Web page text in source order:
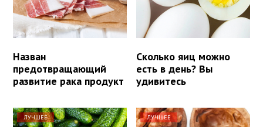
Назван
предотвращающий
развитие рака продукт
Сколько яиц можно
есть в день? Вы
удивитесь
ЛУЧШЕЕ ЛУЧШЕЕ